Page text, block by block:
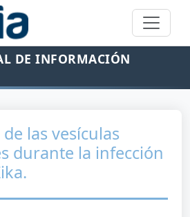
DE INFORMACIÓN
las vesículas
durante la infección